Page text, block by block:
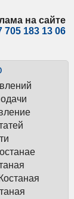
на сайте
705 183 13 06